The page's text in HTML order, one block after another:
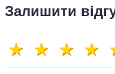
Залишити